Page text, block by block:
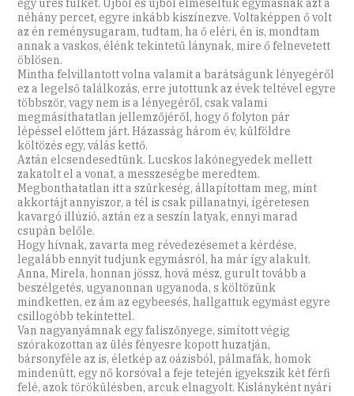
egy üres fülkét. Újból és újból elmeséltük egymásnak azt a
néhány percet, egyre inkább kiszínezve. Voltaképpen ő volt
az én reménysugaram, tudtam, ha ő eléri, én is, mondtam
annak a vaskos, élénk tekintetű lánynak, mire ő felnevetett
öblösen.
Mintha felvillantott volna valamit a barátságunk lényegéről
ez a legelső találkozás, erre jutottunk az évek teltével egyre
többször, vagy nem is a lényegéről, csak valami
megmásíthatatlan jellemzőjéről, hogy ő folyton pár
lépéssel előttem járt. Házasság három év, külföldre
költözés egy, válás kettő.
Aztán elcsendesedtünk. Lucskos lakónegyedek mellett
zakatolt el a vonat, a messzeségbe meredtem.
Megbonthatatlan itt a szürkeség, állapítottam meg, mint
akkortájt annyiszor, a tél is csak pillanatnyi, ígéretesen
kavargó illúzió, aztán ez a seszín latyak, ennyi marad
csupán belőle.
Hogy hívnak, zavarta meg révedezésemet a kérdése,
legalább ennyit tudjunk egymásról, ha már így alakult.
Anna, Mirela, honnan jössz, hová mész, gurult tovább a
beszélgetés, ugyanonnan ugyanoda, s költözünk
mindketten, ez ám az egybeesés, hallgattuk egymást egyre
csillogóbb tekintettel.
Van nagyanyámnak egy faliszőnyege, simított végig
szórakozottan az ülés fényesre kopott huzatján,
bársonyféle az is, életkép az oázisból, pálmafák, homok
mindenütt, egy nő korsóval a feje tetején igyekszik két férfi
felé, azok törökülésben, arcuk elnagyolt. Kislányként nyári